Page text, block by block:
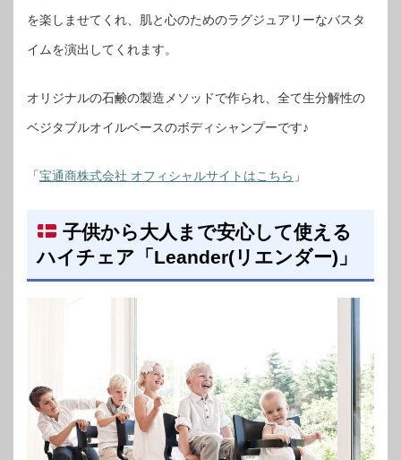
を楽しませてくれ、肌と心のためのラグジュアリーなバスタ
イムを演出してくれます。
オリジナルの石鹸の製造メソッドで作られ、全て生分解性の
ベジタブルオイルベースのボディシャンプーです♪
「宝通商株式会社 オフィシャルサイトはこちら 」
子供から大人まで安心して使える
ハイチェア「Leander(リエンダー)」